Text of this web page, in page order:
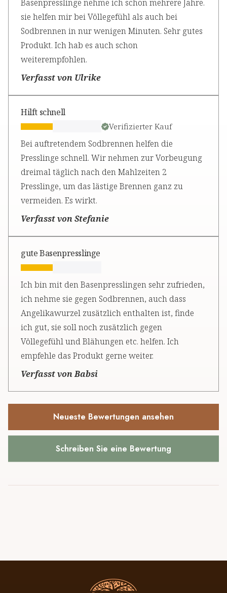
Basenpresslinge nehme ich schon mehrere Jahre.
sie helfen mir bei Völlegefühl als auch bei
Sodbrennen in nur wenigen Minuten. Sehr gutes
Produkt. Ich hab es auch schon
weiterempfohlen.
Verfasst von Ulrike
Hilft schnell
Verifizierter Kauf
Bei auftretendem Sodbrennen helfen die
Presslinge schnell. Wir nehmen zur Vorbeugung
dreimal täglich nach den Mahlzeiten 2
Presslinge, um das lästige Brennen ganz zu
vermeiden. Es wirkt.
Verfasst von Stefanie
gute Basenpresslinge
Ich bin mit den Basenpresslingen sehr zufrieden,
ich nehme sie gegen Sodbrennen, auch dass
Angelikawurzel zusätzlich enthalten ist, finde
ich gut, sie soll noch zusätzlich gegen
Völlegefühl und Blähungen etc. helfen. Ich
empfehle das Produkt gerne weiter.
Verfasst von Babsi
Neueste Bewertungen ansehen
Schreiben Sie eine Bewertung